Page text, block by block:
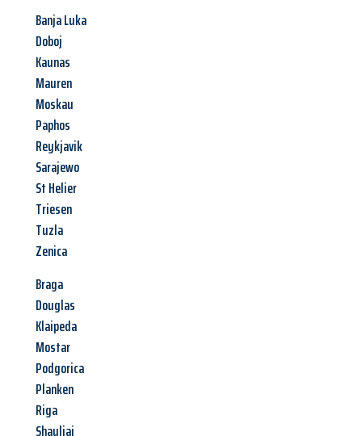
Banja Luka
Doboj
Kaunas
Mauren
Moskau
Paphos
Reykjavik
Sarajewo
St Helier
Triesen
Tuzla
Zenica
Braga
Douglas
Klaipeda
Mostar
Podgorica
Planken
Riga
Shauliai